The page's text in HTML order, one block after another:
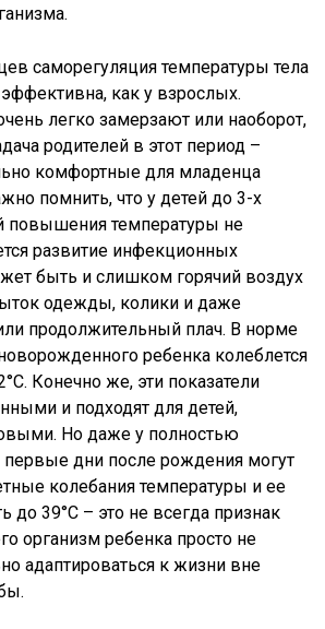
саморегуляция температуры тела
как у взрослых.
легко замерзают или наоборот,
родителей в этот период –
комфортные для младенца
помнить, что у детей до 3-х
повышения температуры не
развитие инфекционных
быть и слишком горячий воздух
одежды, колики и даже
продолжительный плач. В норме
ребенка колеблется
Конечно же, эти показатели
и подходят для детей,
Но даже у полностью
дни после рождения могут
колебания температуры и ее
до 39°С – это не всегда признак
организм ребенка просто не
адаптироваться к жизни вне